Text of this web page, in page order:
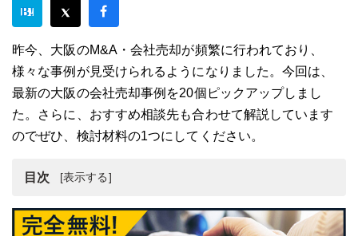
昨今、大阪のM&A・会社売却が頻繁に行われており、
様々な事例が見受けられるようになりました。今回は、
最新の大阪の会社売却事例を20個ピックアップしまし
た。さらに、おすすめ相談先も合わせて解説しています
のでぜひ、検討材料の1つにしてください。
目次
【2020年最新】大阪の会社売却事例20選